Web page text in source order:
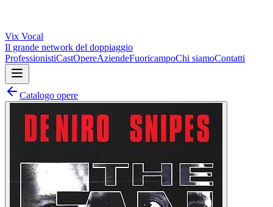
Vix Vocal
Il grande network del doppiaggio
ProfessionistiCastOpereAziendeFuoricampoChi siamoContatti
Catalogo opere